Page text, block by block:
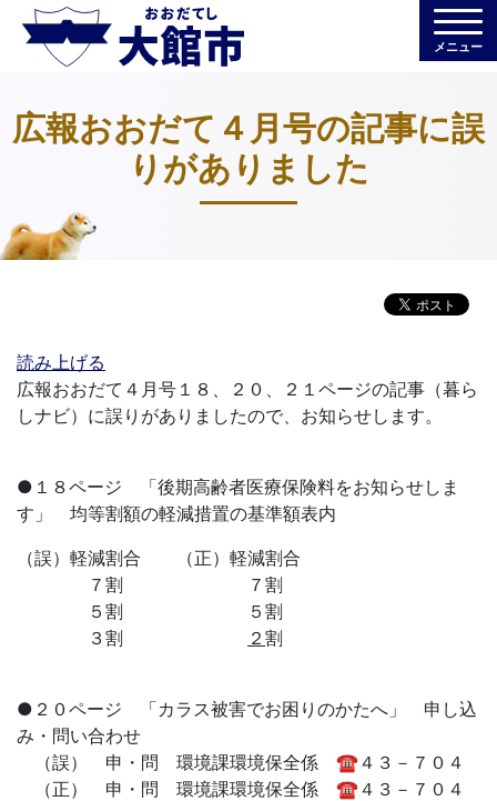
メニュー
広報おおだて４月号の記事に誤
りがありました
読み上げる
広報おおだて４月号１８、２０、２１ページの記事（暮ら
しナビ）に誤りがありましたので、お知らせします。
●１８ページ 「後期高齢者医療保険料をお知らせしま
す」 均等割額の軽減措置の基準額表内
（誤）軽減割合 （正）軽減割合
７割 ７割
５割 ５割
３割
２ 割
●２０ページ 「カラス被害でお困りのかたへ」 申し込
み・問い合わせ
（誤） 申・問 環境課環境保全係 ☎４３－７０４
（正） 申・問 環境課環境保全係 ☎４３－７０４